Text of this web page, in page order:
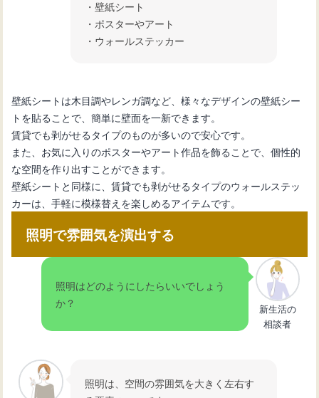
・壁紙シート
・ポスターやアート
・ウォールステッカー
壁紙シートは木目調やレンガ調など、様々なデザインの壁紙シー
トを貼ることで、簡単に壁面を一新できます。
賃貸でも剥がせるタイプのものが多いので安心です。
また、お気に入りのポスターやアート作品を飾ることで、個性的
な空間を作り出すことができます。
壁紙シートと同様に、賃貸でも剥がせるタイプのウォールステッ
カーは、手軽に模様替えを楽しめるアイテムです。
照明で雰囲気を演出する
照明はどのようにしたらいいでしょう
か？
新生活の
相談者
照明は、空間の雰囲気を大きく左右す